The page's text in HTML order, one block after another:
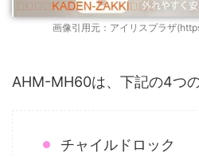
画像引用元：アイリスプラザ
AHM-MH60は、下記の4つ
チャイルドロック